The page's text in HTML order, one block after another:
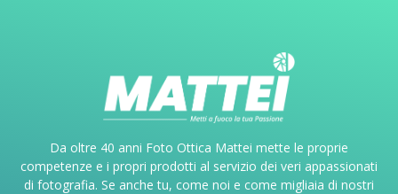
Da oltre 40 anni Foto Ottica Mattei mette le proprie
competenze e i propri prodotti al servizio dei veri appassionati
di fotografia. Se anche tu, come noi e come migliaia di nostri